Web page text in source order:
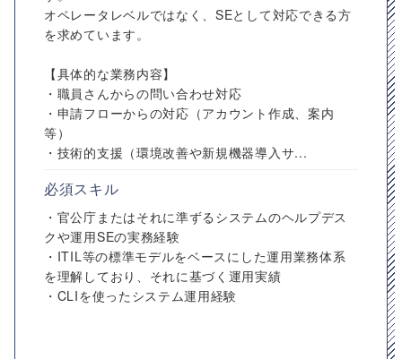
オペレータレベルではなく、SEとして対応できる方
を求めています。
【具体的な業務内容】
・職員さんからの問い合わせ対応
・申請フローからの対応（アカウント作成、案内
等）
・技術的支援（環境改善や新規機器導入サ...
必須スキル
・官公庁またはそれに準ずるシステムのヘルプデス
クや運用SEの実務経験
・ITIL等の標準モデルをベースにした運用業務体系
を理解しており、それに基づく運用実績
・CLIを使ったシステム運用経験